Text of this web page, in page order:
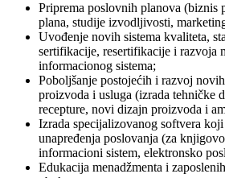
Priprema poslovnih planova (biznis
plana, studije izvodljivosti,
Uvođenje novih sistema kvaliteta,
sertifikacije, resertifikacije i razvoja
informacionog sistema;
Poboljšanje postojećih i razvoj
proizvoda i usluga (izrada tehničke
recepture, novi dizajn proizvoda i
Izrada specijalizovanog softvera
unapređenja poslovanja (za
informacioni sistem, elektronsko
Edukacija menadžmenta i